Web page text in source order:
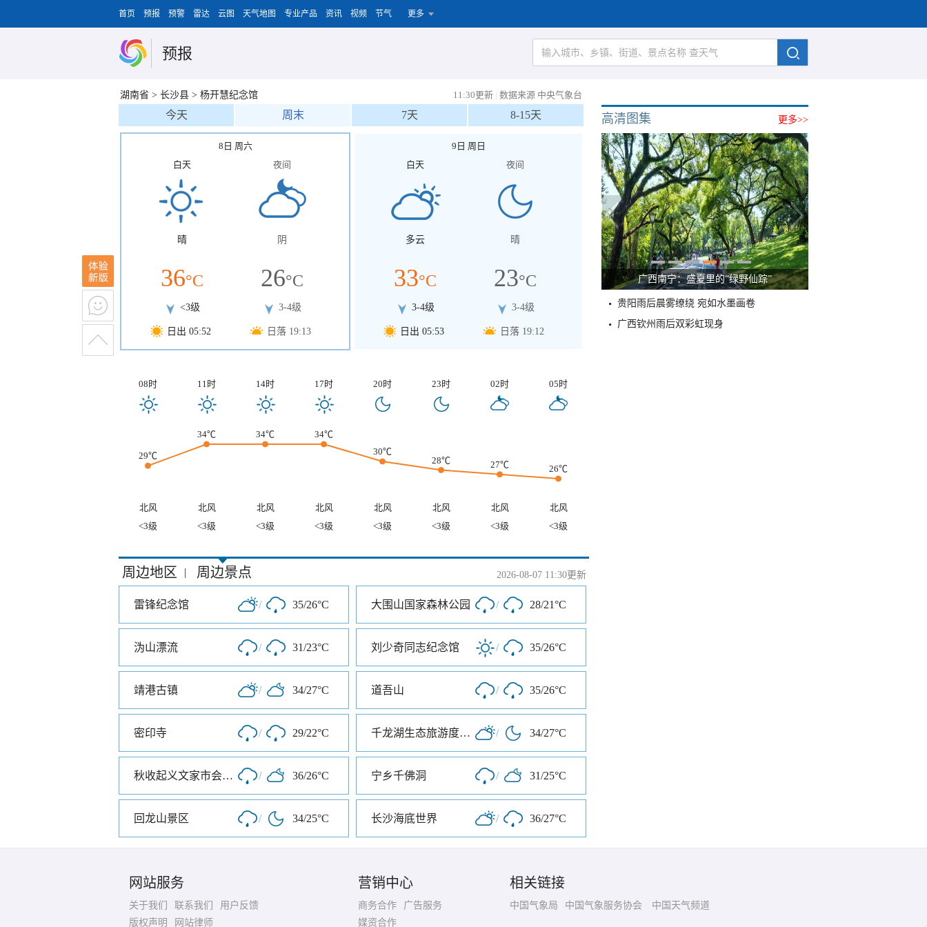
首页 预报 预警 雷达 云图 天气地图 专业产品 资讯 视频 节气 更多
预报
湖南省 > 长沙县 > 杨开慧纪念馆 11:30更新 | 数据来源 中央气象台
今天 周末 7天 8-15天
8日 周六
白天
晴
36°C
<3级
日出 05:52
夜间
阴
26°C
3-4级
日落 19:13
9日 周日
白天
多云
33°C
3-4级
日出 05:53
夜间
晴
23°C
3-4级
日落 19:12
08时 11时 14时 17时 20时 23时 02时 05时
29℃
34℃ 34℃
34℃
30℃
28℃
27℃ 26℃
北风 北风 北风 北风 北风 北风 北风
北风
<3级
<3级 <3级 <3级 <3级 <3级 <3级 <3级
周边地区 | 周边景点 2026-08-07 11:30更新
雷锋纪念馆 / 35/26°C 大围山国家森林公园 / 28/21°C
沩山漂流 / 31/23°C 刘少奇同志纪念馆 / 35/26°C
靖港古镇 / 34/27°C 道吾山 / 35/26°C
密印寺 / 29/22°C 千龙湖生态旅游度假村 / 34/27°C
秋收起义文家市会师旧址 / 36/26°C 宁乡千佛洞 / 31/25°C
回龙山景区 / 34/25°C 长沙海底世界 / 36/27°C
更多>>
高清图集
广西南宁：盛夏里的“绿野仙踪”
贵阳雨后晨雾缭绕 宛如水墨画卷
广西钦州雨后双彩虹现身
网站服务
关于我们 联系我们
用户反馈
版权声明
网站律师
营销中心
商务合作
广告服务
媒资合作
相关链接
中国气象局 中国气象服务协会 中国天气频道